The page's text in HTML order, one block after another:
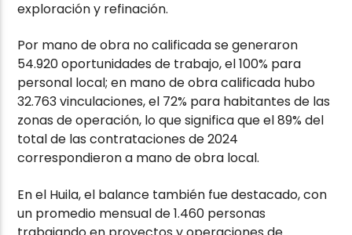
exploración y refinación.
Por mano de obra no calificada se generaron
54.920 oportunidades de trabajo, el 100% para
personal local; en mano de obra calificada hubo
32.763 vinculaciones, el 72% para habitantes de las
zonas de operación, lo que significa que el 89% del
total de las contrataciones de 2024
correspondieron a mano de obra local.
En el Huila, el balance también fue destacado, con
un promedio mensual de 1.460 personas